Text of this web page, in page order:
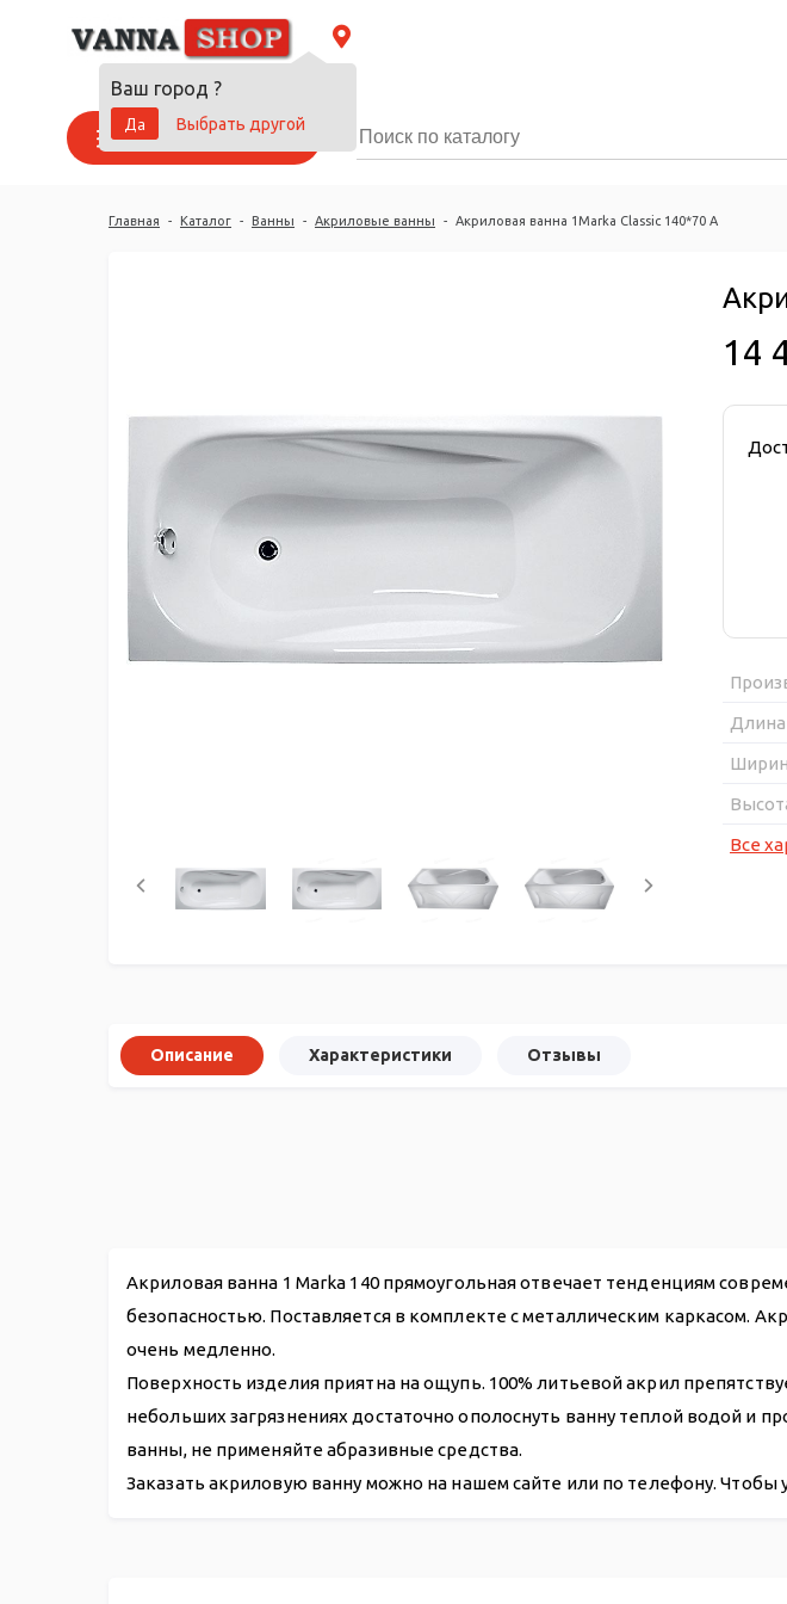
Ваш город ?
Да
Выбрать другой
Каталог товаров
Главная - Каталог - Ванны - Акриловые ванны - Акриловая ванна 1Marka Classic 140*70 А
14
Длина
Все
Описание Характеристики Отзывы
Акриловая ванна 1 Marka 140 прямоугольная отвечает тенденциям
безопасностью. Поставляется в комплекте с металлическим каркасом.
очень медленно.
Поверхность изделия приятна на ощупь. 100% литьевой акрил
небольших загрязнениях достаточно ополоснуть ванну теплой водой и
ванны, не применяйте абразивные средства.
Заказать акриловую ванну можно на нашем сайте или по телефону.